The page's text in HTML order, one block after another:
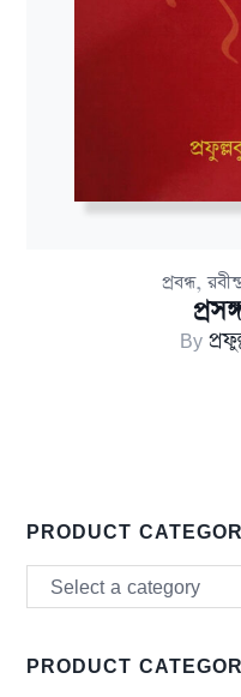
প্রবন্ধ,
By
PRODUCT
PRODUCT